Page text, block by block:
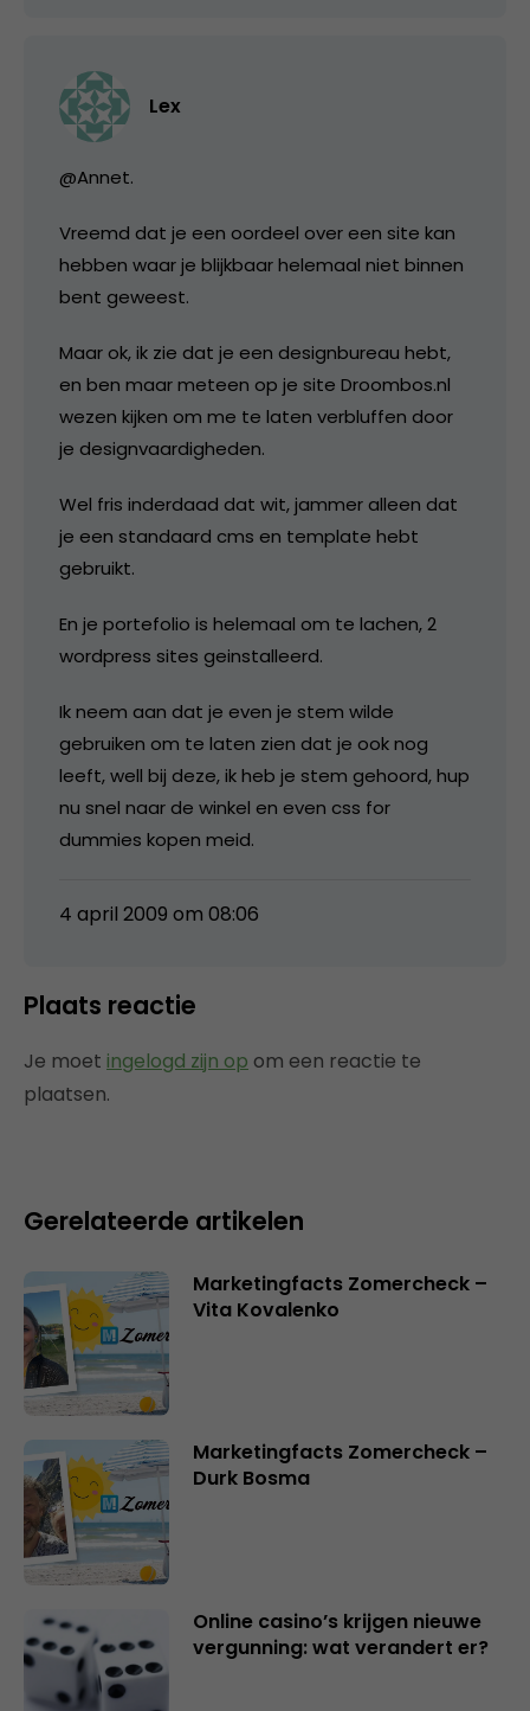
Lex
@Annet.
Vreemd dat je een oordeel over een site kan
hebben waar je blijkbaar helemaal niet binnen
bent geweest.
Maar ok, ik zie dat je een designbureau hebt,
en ben maar meteen op je site Droombos.nl
wezen kijken om me te laten verbluffen door
je designvaardigheden.
Wel fris inderdaad dat wit, jammer alleen dat
je een standaard cms en template hebt
gebruikt.
En je portefolio is helemaal om te lachen, 2
wordpress sites geinstalleerd.
Ik neem aan dat je even je stem wilde
gebruiken om te laten zien dat je ook nog
leeft, well bij deze, ik heb je stem gehoord, hup
nu snel naar de winkel en even css for
dummies kopen meid.
4 april 2009 om 08:06
Plaats reactie
Je moet ingelogd zijn op om een reactie te
plaatsen.
Gerelateerde artikelen
Marketingfacts Zomercheck –
Vita Kovalenko
Marketingfacts Zomercheck –
Durk Bosma
Online casino’s krijgen nieuwe
vergunning: wat verandert er?